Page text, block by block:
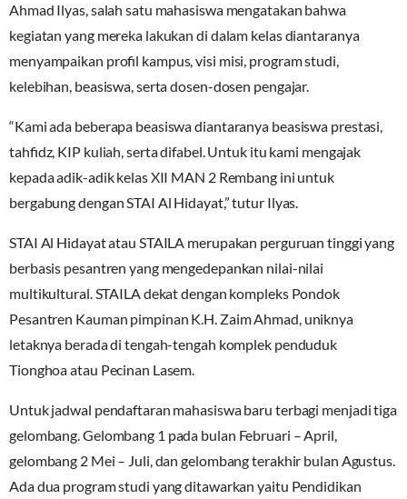
Ahmad Ilyas, salah satu mahasiswa mengatakan bahwa
kegiatan yang mereka lakukan di dalam kelas diantaranya
menyampaikan profil kampus, visi misi, program studi,
kelebihan, beasiswa, serta dosen-dosen pengajar.
“Kami ada beberapa beasiswa diantaranya beasiswa prestasi,
tahfidz, KIP kuliah, serta difabel. Untuk itu kami mengajak
kepada adik-adik kelas XII MAN 2 Rembang ini untuk
bergabung dengan STAI Al Hidayat,” tutur Ilyas.
STAI Al Hidayat atau STAILA merupakan perguruan tinggi yang
berbasis pesantren yang mengedepankan nilai-nilai
multikultural. STAILA dekat dengan kompleks Pondok
Pesantren Kauman pimpinan K.H. Zaim Ahmad, uniknya
letaknya berada di tengah-tengah komplek penduduk
Tionghoa atau Pecinan Lasem.
Untuk jadwal pendaftaran mahasiswa baru terbagi menjadi tiga
gelombang. Gelombang 1 pada bulan Februari – April,
gelombang 2 Mei – Juli, dan gelombang terakhir bulan Agustus.
Ada dua program studi yang ditawarkan yaitu Pendidikan